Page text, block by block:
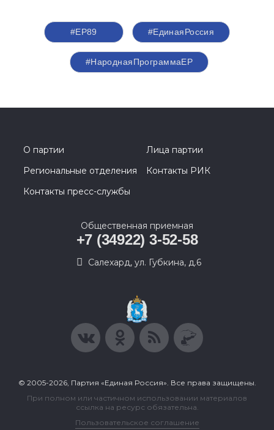
#ЕР89 #‎ЕдинаяРоссия
#НароднаяПрограммаЕР
О партии
Лица партии
Региональные отделения
Контакты РИК
Контакты пресс-службы
Общественная приемная
+7 (34922) 3-52-58
Салехард, ул. Губкина, д.6
© 2005-2026, Партия «Единая Россия». Все права защищены.
При полном или частичном использовании материалов
ссылка на ресурс обязательна.
Пользовательское соглашение